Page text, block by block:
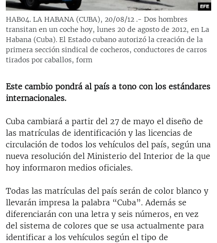
RADIO MARTÍ
ESPECIALES
ESPECIALES
LA REALIDAD DE LA VIVIENDA EN CUBA
KENTU-CUBANO
DESINFORMACIÓN RUSA EN AMÉRICA LATINA
LA INVASIÓN DE RUSIA A UCRANIA
MULTIMEDIA
EDITORIALES
SÍGUENOS
HAB04. LA HABANA (CUBA), 20/08/12 .- Dos hombres
transitan en un coche hoy, lunes 20 de agosto de 2012, en La
Habana (Cuba). El Estado cubano autorizó la creación de la
primera sección sindical de cocheros, conductores de carros
tirados por caballos, form
Este cambio pondrá al país a tono con los estándares
internacionales.
Cuba cambiará a partir del 27 de mayo el diseño de
las matrículas de identificación y las licencias de
circulación de todos los vehículos del país, según una
nueva resolución del Ministerio del Interior de la que
hoy informaron medios oficiales.
Todas las matrículas del país serán de color blanco y
llevarán impresa la palabra “Cuba”. Además se
diferenciarán con una letra y seis números, en vez
del sistema de colores que se usa actualmente para
identificar a los vehículos según el tipo de